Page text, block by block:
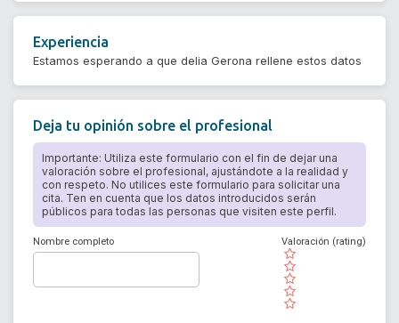
Experiencia
Estamos esperando a que delia Gerona rellene estos datos
Deja tu opinión sobre el profesional
Importante: Utiliza este formulario con el fin de dejar una
valoración sobre el profesional, ajustándote a la realidad y
con respeto. No utilices este formulario para solicitar una
cita. Ten en cuenta que los datos introducidos serán
públicos para todas las personas que visiten este perfil.
Nombre completo
( )
( )
( )
( )
( )
Valoración (rating)